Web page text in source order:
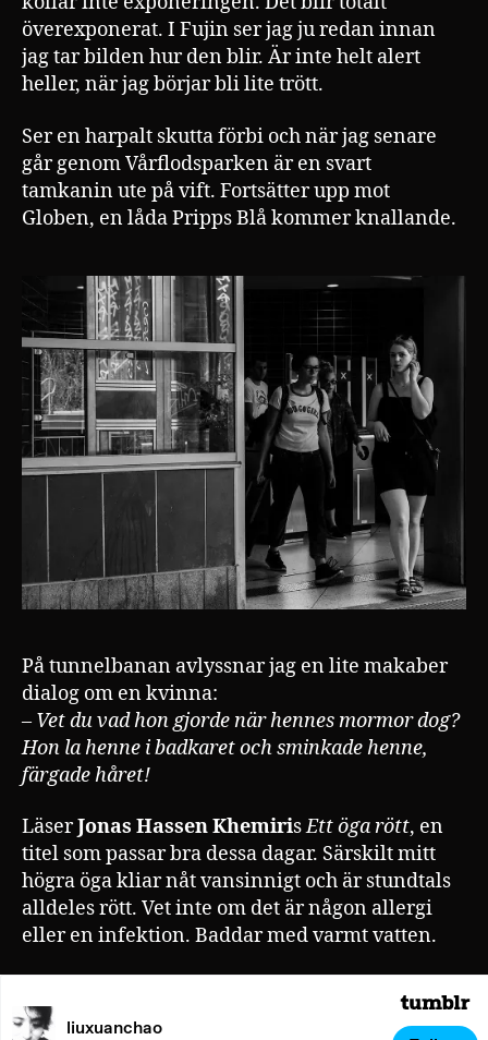
överexponerat. I Fujin ser jag ju redan innan
jag tar bilden hur den blir. Är inte helt alert
heller, när jag börjar bli lite trött.
Ser en harpalt skutta förbi och när jag senare
går genom Vårflodsparken är en svart
tamkanin ute på vift. Fortsätter upp mot
Globen, en låda Pripps Blå kommer knallande.
På tunnelbanan avlyssnar jag en lite makaber
dialog om en kvinna:
– Vet du vad hon gjorde när hennes mormor dog?
Hon la henne i badkaret och sminkade henne,
färgade håret!
LäserJonas Hassen KhemirisEtt öga rött, en
titel som passar bra dessa dagar. Särskilt mitt
högra öga kliar nåt vansinnigt och är stundtals
alldeles rött. Vet inte om det är någon allergi
eller en infektion. Baddar med varmt vatten.